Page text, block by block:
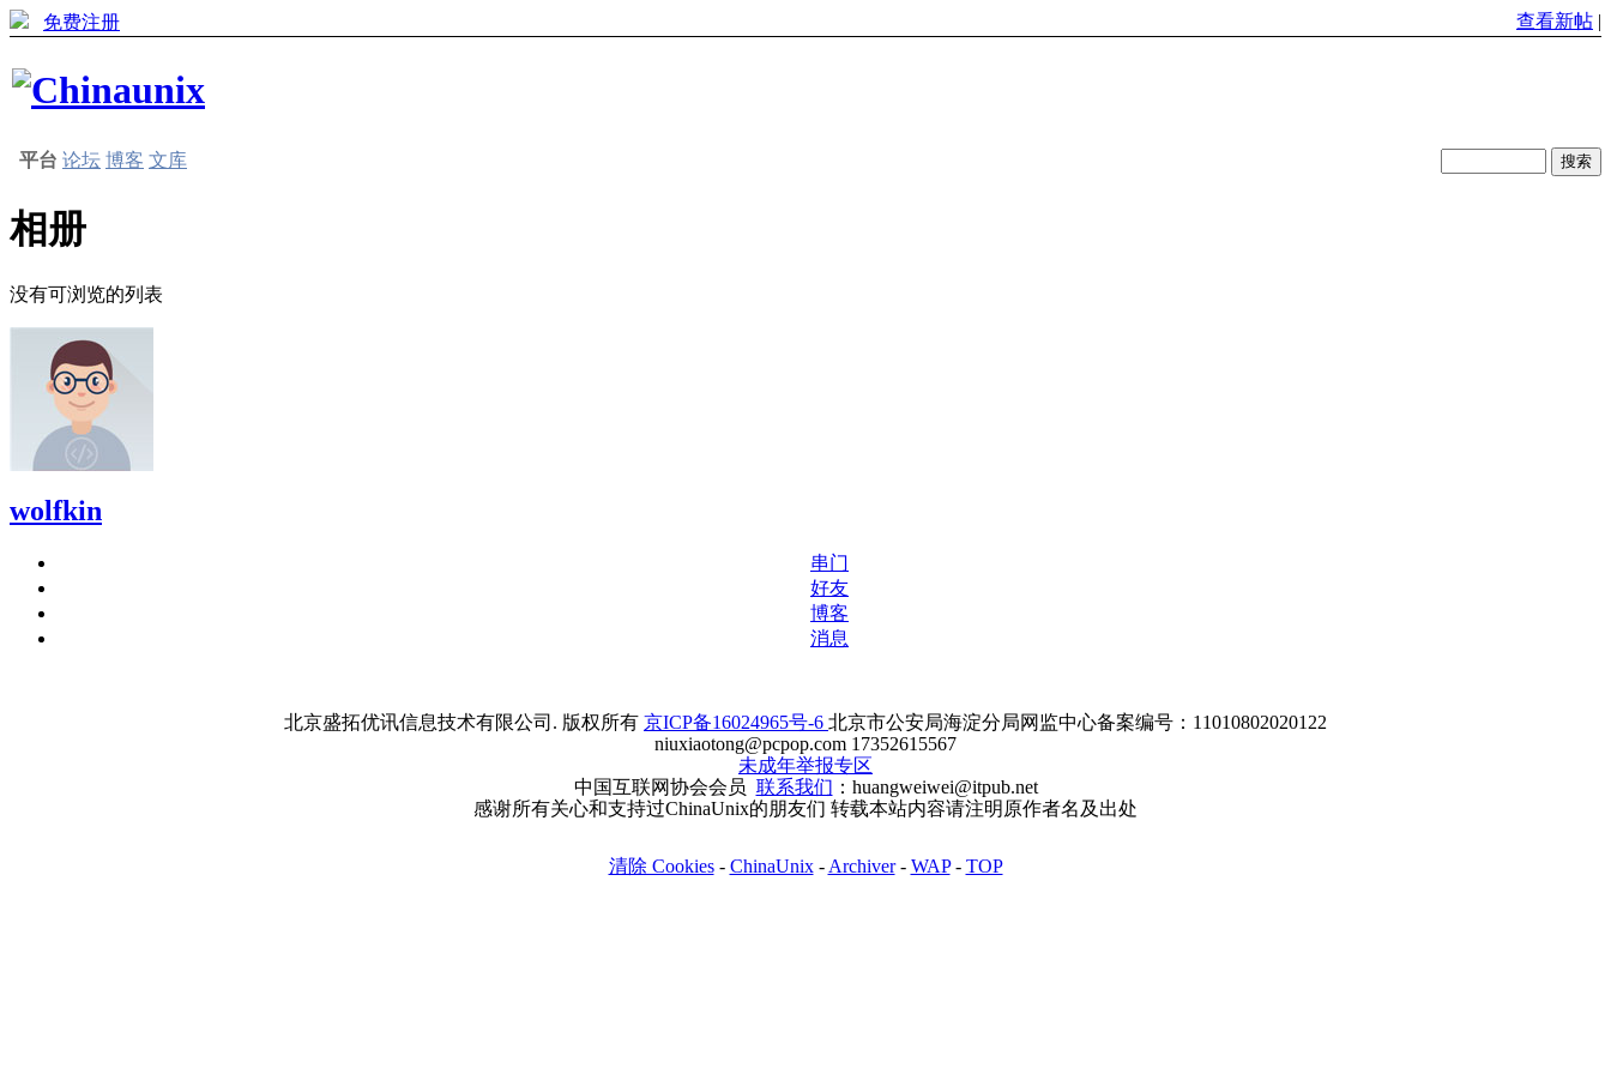
免费注册 查看新帖 |
平台 论坛 博客 文库
相册
没有可浏览的列表
wolfkin
串门
好友
博客
消息
北京盛拓优讯信息技术有限公司. 版权所有 京ICP备16024965号-6 北京市公安局海淀分局网监中心备案编号：11010802020122
niuxiaotong@pcpop.com 17352615567
未成年举报专区
中国互联网协会会员 联系我们 ：huangweiwei@itpub.net
感谢所有关心和支持过ChinaUnix的朋友们 转载本站内容请注明原作者名及出处
清除 Cookies- ChinaUnix- Archiver- WAP- TOP